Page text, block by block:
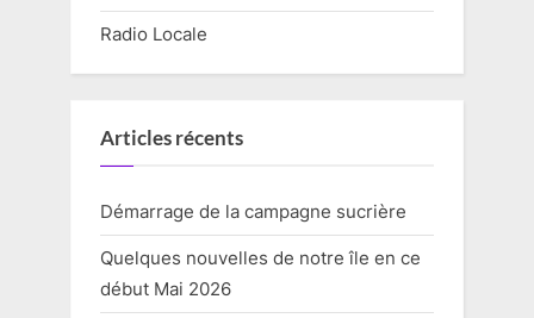
Radio Locale
Articles récents
Démarrage de la campagne sucrière
Quelques nouvelles de notre île en ce
début Mai 2026